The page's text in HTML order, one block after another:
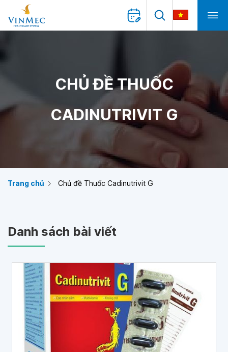
CHỦ ĐỀ THUỐC
CADINUTRIVIT G
Trang chủ Chủ đề Thuốc Cadinutrivit G
Danh sách bài viết